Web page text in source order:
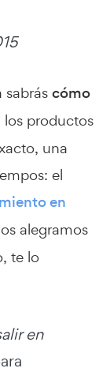
sabrás cómo
los productos
una
el
en
alegramos
te lo
en